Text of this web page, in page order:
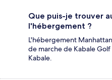
Que puis-je trouver
l'hébergement ?
L'hébergement
de marche de Kabale
Kabale.